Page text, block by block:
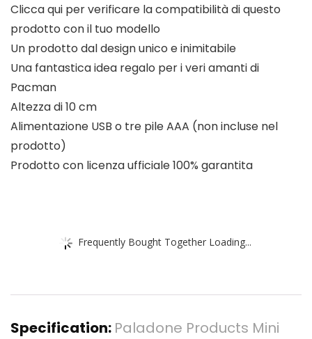
Clicca qui per verificare la compatibilità di questo
prodotto con il tuo modello
Un prodotto dal design unico e inimitabile
Una fantastica idea regalo per i veri amanti di
Pacman
Altezza di 10 cm
Alimentazione USB o tre pile AAA (non incluse nel
prodotto)
Prodotto con licenza ufficiale 100% garantita
Frequently Bought Together Loading...
Specification: Paladone Products Mini